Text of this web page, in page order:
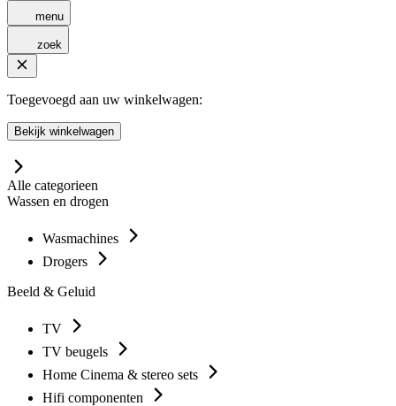
menu
zoek
Toegevoegd aan uw winkelwagen:
Bekijk winkelwagen
Alle categorieen
Wassen en drogen
Wasmachines
Drogers
Beeld & Geluid
TV
TV beugels
Home Cinema & stereo sets
Hifi componenten